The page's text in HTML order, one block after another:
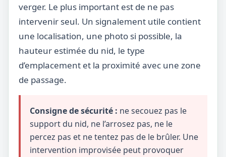
verger. Le plus important est de ne pas
intervenir seul. Un signalement utile contient
une localisation, une photo si possible, la
hauteur estimée du nid, le type
d’emplacement et la proximité avec une zone
de passage.
Consigne de sécurité : ne secouez pas le
support du nid, ne l’arrosez pas, ne le
percez pas et ne tentez pas de le brûler. Une
intervention improvisée peut provoquer